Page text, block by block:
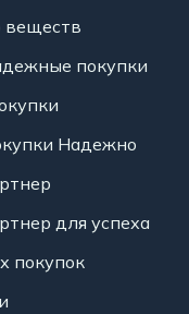
веществ
покупки
Надежно
для успеха
покупок